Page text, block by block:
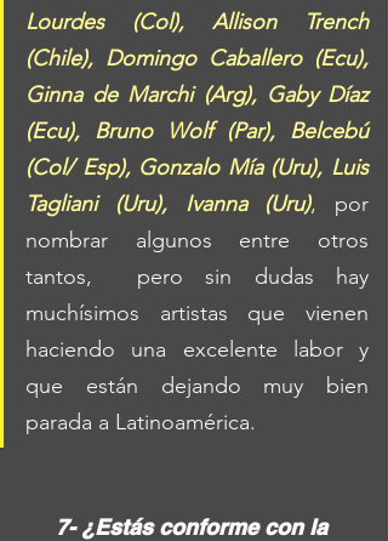
Lourdes (Col), Allison Trench
(Chile), Domingo Caballero (Ecu),
Ginna de Marchi (Arg), Gaby Díaz
(Ecu), Bruno Wolf (Par), Belcebú
(Col/ Esp), Gonzalo Mía (Uru), Luis
Tagliani (Uru), Ivanna (Uru), por
nombrar algunos entre otros
tantos,  pero sin dudas hay
muchísimos artistas que vienen
haciendo una excelente labor y
que están dejando muy bien
parada a Latinoamérica.
7- ¿Estás conforme con la